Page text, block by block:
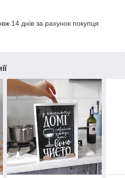
14 днів за рахунок покупця